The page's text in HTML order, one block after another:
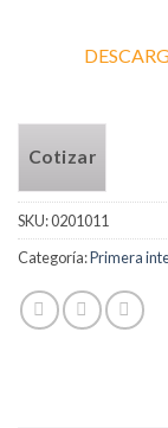
Cotizar
SKU:0201011
Categoría:Primera